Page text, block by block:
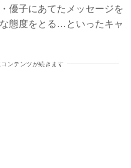
優子にあてたメッセージを
態度をとる…といったキャ
ンテンツが続きます